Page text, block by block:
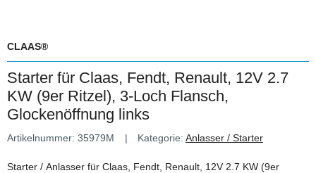
CLAAS®
Starter für Claas, Fendt, Renault, 12V 2.7
KW (9er Ritzel), 3-Loch Flansch,
Glockenöffnung links
Artikelnummer: 35979M Kategorie: Anlasser / Starter
Starter / Anlasser für Claas, Fendt, Renault, 12V 2.7 KW (9er